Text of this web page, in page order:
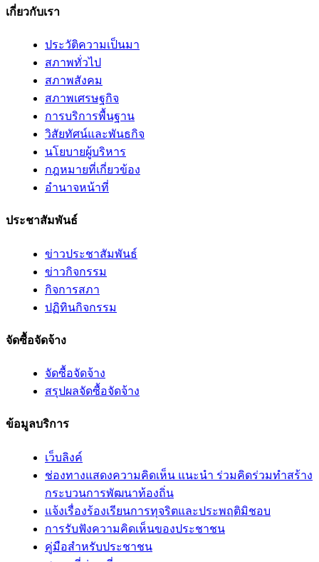
เกี่ยวกับเรา
ประวัติความเป็นมา
สภาพทั่วไป
สภาพสังคม
สภาพเศรษฐกิจ
การบริการพื้นฐาน
วิสัยทัศน์และพันธกิจ
นโยบายผู้บริหาร
กฎหมายที่เกี่ยวข้อง
อํานาจหน้าที่
ประชาสัมพันธ์
ข่าวประชาสัมพันธ์
ข่าวกิจกรรม
กิจการสภา
ปฏิทินกิจกรรม
จัดซื้อจัดจ้าง
จัดซื้อจัดจ้าง
สรุปผลจัดซื้อจัดจ้าง
ข้อมูลบริการ
เว็บลิงค์
ช่องทางแสดงความคิดเห็น แนะนำ ร่วมคิดร่วมทำสร้าง
กระบวนการพัฒนาท้องถิ่น
แจ้งเรื่องร้องเรียนการทุจริตและประพฤติมิชอบ
การรับฟังความคิดเห็นของประชาชน
คู่มือสำหรับประชาชน